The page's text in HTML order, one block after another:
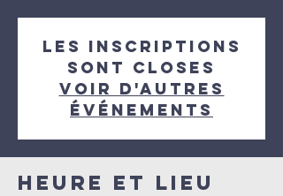
Les inscriptions
sont closes
Voir d'autres
événements
Heure et lieu